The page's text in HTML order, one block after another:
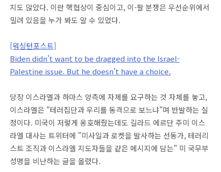
지도 않았다. 이란 핵협상이 중심이고, 이-팔 분쟁은 우선순위에서
밀려 있음을 누가 봐도 알 수 있었다.
[워싱턴포스트]
Biden didn’t want to be dragged into the Israel-
Palestine issue. But he doesn’t have a choice.
당장 이스라엘과 하마스 양측에 자제를 요구하는 것 자체를 놓고,
이스라엘은 "테러집단과 우리를 동격으로 보느냐"며 반발하는 실
정이다. 미국이 저렇게 옹호해줬는데도 길라드 에르단 주미 이스
라엘 대사는 트위터에 "미사일과 로켓을 발사하는 선동가, 테러리
스트 조직과 이스라엘 지도자들을 같은 메시지에 담는" 미 국무부
성명을 비난하는 글을 올렸다.